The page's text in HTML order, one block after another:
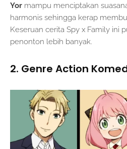
Yor mampu menciptakan
harmonis sehingga kerap
Keseruan cerita Spy x Family ini
penonton lebih banyak.
2. Genre Action